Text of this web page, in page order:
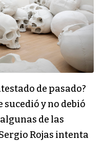
de pasado?
y no debió
de las
Rojas intenta